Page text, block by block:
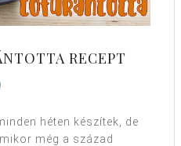
RECEPT
héten készítek, de
még a század